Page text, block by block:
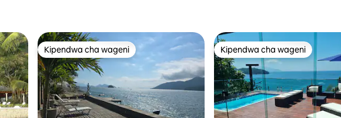
Kipendwa cha wageni
Kipendwa cha wageni Kipendwa cha wageni
Kipendwa cha wageni